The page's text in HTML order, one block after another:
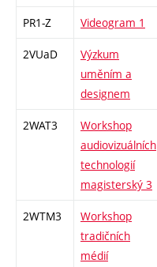
PR1-Z Videogram 1
2VUaD
Výzkum
uměním a
designem
2WAT3
Workshop
audiovizuálních
technologií
magisterský 3
2WTM3
Workshop
tradičních
médií